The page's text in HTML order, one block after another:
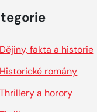
Dějiny, fakta a historie
Historické romány
Thrillery a horory